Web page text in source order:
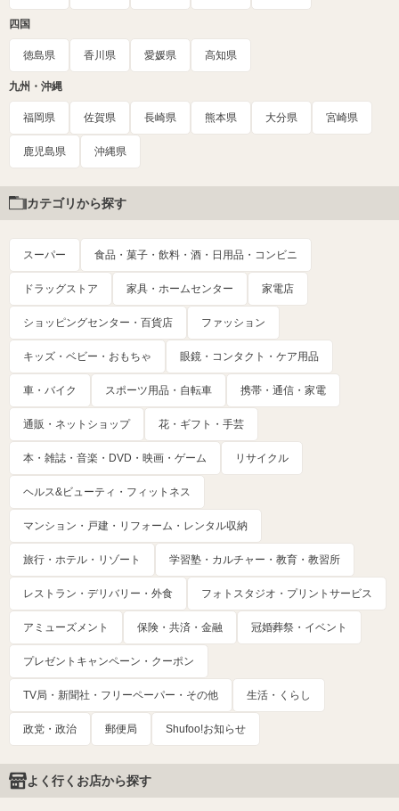
四国
徳島県 香川県 愛媛県 高知県
九州・沖縄
福岡県 佐賀県 長崎県 熊本県 大分県 宮崎県
鹿児島県 沖縄県
カテゴリから探す
スーパー 食品・菓子・飲料・酒・日用品・コンビニ
ドラッグストア 家具・ホームセンター 家電店
ショッピングセンター・百貨店 ファッション
キッズ・ベビー・おもちゃ 眼鏡・コンタクト・ケア用品
車・バイク スポーツ用品・自転車 携帯・通信・家電
通販・ネットショップ 花・ギフト・手芸
本・雑誌・音楽・DVD・映画・ゲーム リサイクル
ヘルス&ビューティ・フィットネス
マンション・戸建・リフォーム・レンタル収納
旅行・ホテル・リゾート 学習塾・カルチャー・教育・教習所
レストラン・デリバリー・外食 フォトスタジオ・プリントサービス
アミューズメント 保険・共済・金融 冠婚葬祭・イベント
プレゼントキャンペーン・クーポン
TV局・新聞社・フリーペーパー・その他 生活・くらし
政党・政治 郵便局 Shufoo!お知らせ
よく行くお店から探す